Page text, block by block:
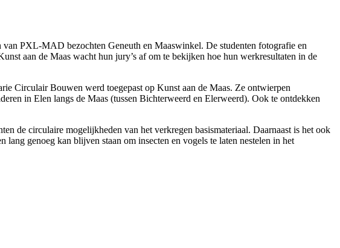
van PXL-MAD bezochten Geneuth en Maaswinkel. De studenten fotografie en
aan de Maas wacht hun jury’s af om te bekijken hoe hun werkresultaten in de
Circulair Bouwen werd toegepast op Kunst aan de Maas. Ze ontwierpen
in Elen langs de Maas (tussen Bichterweerd en Elerweerd). Ook te ontdekken
de circulaire mogelijkheden van het verkregen basismateriaal. Daarnaast is het ook
genoeg kan blijven staan om insecten en vogels te laten nestelen in het